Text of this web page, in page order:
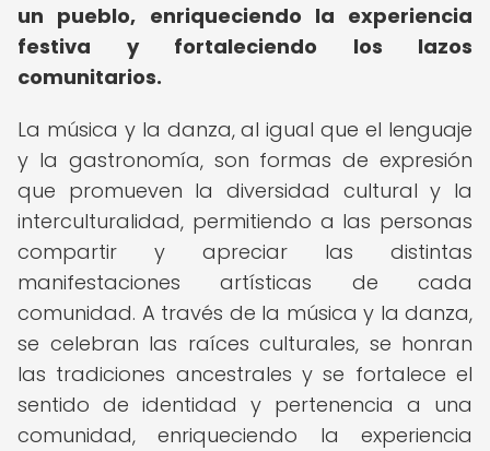
un pueblo, enriqueciendo la experiencia
festiva y fortaleciendo los lazos
comunitarios.
La música y la danza, al igual que el lenguaje
y la gastronomía, son formas de expresión
que promueven la diversidad cultural y la
interculturalidad, permitiendo a las personas
compartir y apreciar las distintas
manifestaciones artísticas de cada
comunidad. A través de la música y la danza,
se celebran las raíces culturales, se honran
las tradiciones ancestrales y se fortalece el
sentido de identidad y pertenencia a una
comunidad, enriqueciendo la experiencia